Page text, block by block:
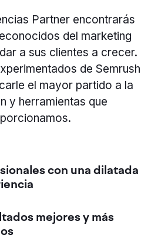
Partner encontrarás
del marketing
a sus clientes a crecer.
de Semrush
el mayor partido a la
y herramientas que
con una dilatada
mejores y más